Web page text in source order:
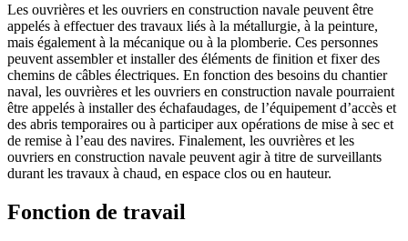
Les ouvrières et les ouvriers en construction navale peuvent être
appelés à effectuer des travaux liés à la métallurgie, à la peinture,
mais également à la mécanique ou à la plomberie. Ces personnes
peuvent assembler et installer des éléments de finition et fixer des
chemins de câbles électriques. En fonction des besoins du chantier
naval, les ouvrières et les ouvriers en construction navale pourraient
être appelés à installer des échafaudages, de l’équipement d’accès et
des abris temporaires ou à participer aux opérations de mise à sec et
de remise à l’eau des navires. Finalement, les ouvrières et les
ouvriers en construction navale peuvent agir à titre de surveillants
durant les travaux à chaud, en espace clos ou en hauteur.
Fonction de travail